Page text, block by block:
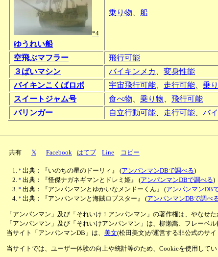
*4
ゆうれい船
乗り物 船
空飛ぶマフラー 飛行可能
３ばいマシン
バイキンメカ 変身性能
バイキンこくばロボ
宇宙飛行可能 走行可能 乗
スイートジャム号
食べ物 乗り物 飛行可能
バリンガー
自立行動可能 走行可能 バ
共有 𝕏 Facebook はてブ Line コピー
* 出典：『いのちの星のドーリィ』(アンパンマンDBで調べる)
* 出典：『怪傑ナガネギマンとドレミ姫』(アンパンマンDBで調べる)
* 出典：『アンパンマンとゆかいなメンドーくん』(アンパンマンDB
* 出典：『アンパンマンと海賊ロブスター』(アンパンマンDBで調べ
「アンパンマン」及び「それいけ！アンパンマン」の著作権は、やなせ
「アンパンマン」及び「それいけアンパンマン」は、柳瀬嵩、フレーベル
当サイト「アンパンマンDB」は、 美文(松田美文)が運営する非公式のサイ
当サイトでは、ユーザー体験の向上や統計等のため、Cookieを使用して